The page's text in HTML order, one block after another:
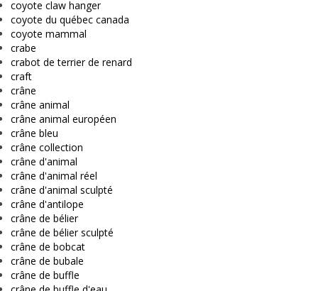
coyote claw hanger
coyote du québec canada
coyote mammal
crabe
crabot de terrier de renard
craft
crâne
crâne animal
crâne animal européen
crâne bleu
crâne collection
crâne d'animal
crâne d'animal réel
crâne d'animal sculpté
crâne d'antilope
crâne de bélier
crâne de bélier sculpté
crâne de bobcat
crâne de bubale
crâne de buffle